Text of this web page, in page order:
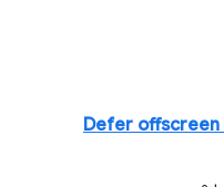
Defer offscreen